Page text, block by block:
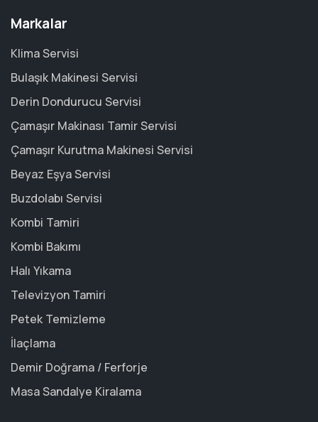
Markalar
Klima Servisi
Bulaşık Makinesi Servisi
Derin Dondurucu Servisi
Çamaşır Makinası Tamir Servisi
Çamaşır Kurutma Makinesi Servisi
Beyaz Eşya Servisi
Buzdolabı Servisi
Kombi Tamiri
Kombi Bakımı
Halı Yıkama
Televizyon Tamiri
Petek Temizleme
İlaçlama
Demir Doğrama / Ferforje
Masa Sandalye Kiralama